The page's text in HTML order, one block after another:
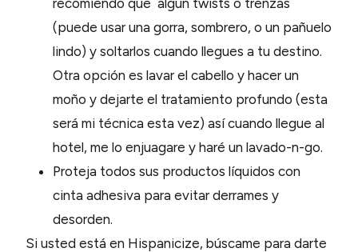
recomiendo que algún twists o trenzas
(puede usar una gorra, sombrero, o un pañuelo
lindo) y soltarlos cuando llegues a tu destino.
Otra opción es lavar el cabello y hacer un
moño y dejarte el tratamiento profundo (esta
será mi técnica esta vez) así cuando llegue al
hotel, me lo enjuagare y haré un lavado-n-go.
Proteja todos sus productos líquidos con
cinta adhesiva para evitar derrames y
desorden.
Si usted está en Hispanicize, búscame para darte